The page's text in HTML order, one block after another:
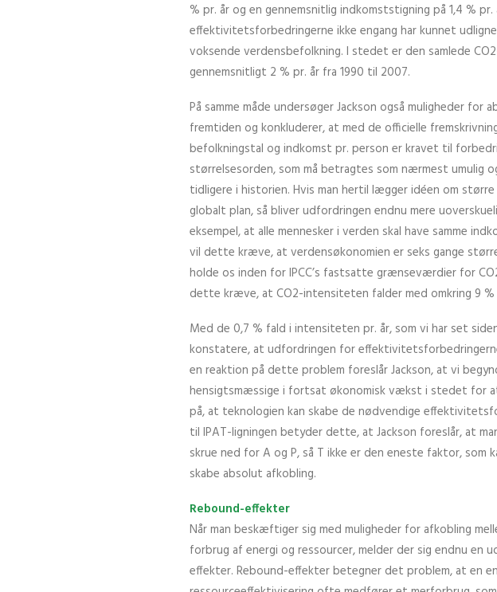
% pr. år og en gennemsnitlig indkomststigning på 1,4 %
effektivitetsforbedringerne ikke engang har kunnet
voksende verdensbefolkning. I stedet er den samlede
gennemsnitligt 2 % pr. år fra 1990 til 2007.
På samme måde undersøger Jackson også muligheder for
fremtiden og konkluderer, at med de officielle
befolkningstal og indkomst pr. person er kravet til
størrelsesorden, som må betragtes som nærmest umulig
tidligere i historien. Hvis man hertil lægger idéen om
globalt plan, så bliver udfordringen endnu mere
eksempel, at alle mennesker i verden skal have samme
vil dette kræve, at verdensøkonomien er seks gange
holde os inden for IPCC’s fastsatte grænseværdier for
dette kræve, at CO2-intensiteten falder med omkring 9
Med de 0,7 % fald i intensiteten pr. år, som vi har set
konstatere, at udfordringen for
en reaktion på dette problem foreslår Jackson, at vi
hensigtsmæssige i fortsat økonomisk vækst i stedet for
på, at teknologien kan skabe de nødvendige
til IPAT-ligningen betyder dette, at Jackson foreslår, at
skrue ned for A og P, så T ikke er den eneste faktor, som
skabe absolut afkobling.
Rebound-effekter
Når man beskæftiger sig med muligheder for afkobling
forbrug af energi og ressourcer, melder der sig endnu en
effekter. Rebound-effekter betegner det problem, at en